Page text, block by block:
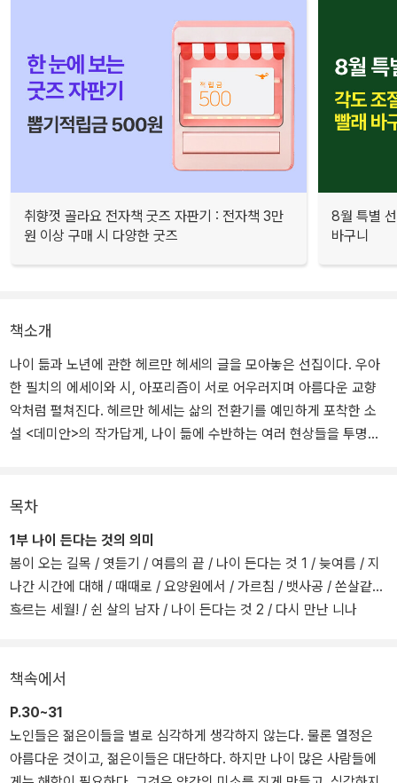
취향껏 골라요 전자책 굿즈 자판기 : 전자책 3만
원 이상 구매 시 다양한 굿즈
8월 특별
바구니
책소개
나이 듦과 노년에 관한 헤르만 헤세의 글을 모아놓은 선집이다. 우아
한 필치의 에세이와 시, 아포리즘이 서로 어우러지며 아름다운 교향
악처럼 펼쳐진다. 헤르만 헤세는 삶의 전환기를 예민하게 포착한 소
설 <데미안>의 작가답게, 나이 듦에 수반하는 여러 현상들을 투명한
에서 '나이 듦'과 '노년'을 주제로 한 에세이와 시를 모아놓은 것이다.
엮은이 폴커 미헬스는 <헤르만 헤세 서간>을 포함해 수많은 헤세의
저작을 편집/간행한 이 분야의 권위자로서, 이 책은 독일에서 1990
년에 처음 발간된 이후 몇 번의 개정을 거쳐 지금까지 스테디셀러로
목차
1부 나이 든다는 것의 의미
봄이 오는 길목 / 엿듣기 / 여름의 끝 / 나이 든다는 것 1 / 늦여름 / 지
나간 시간에 대해 / 때때로 / 요양원에서 / 가르침 / 뱃사공 / 쏜살같이
흐르는 세월! / 쉰 살의 남자 / 나이 든다는 것 2 / 다시 만난 니나
책속에서
P.30~31
노인들은 젊은이들을 별로 심각하게 생각하지 않는다. 물론 열정은
아름다운 것이고, 젊은이들은 대단하다. 하지만 나이 많은 사람들에